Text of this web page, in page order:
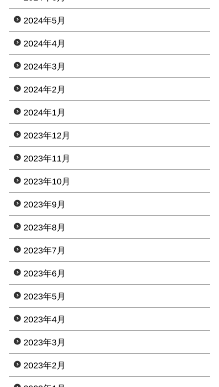
2024年5月
2024年4月
2024年3月
2024年2月
2024年1月
2023年12月
2023年11月
2023年10月
2023年9月
2023年8月
2023年7月
2023年6月
2023年5月
2023年4月
2023年3月
2023年2月